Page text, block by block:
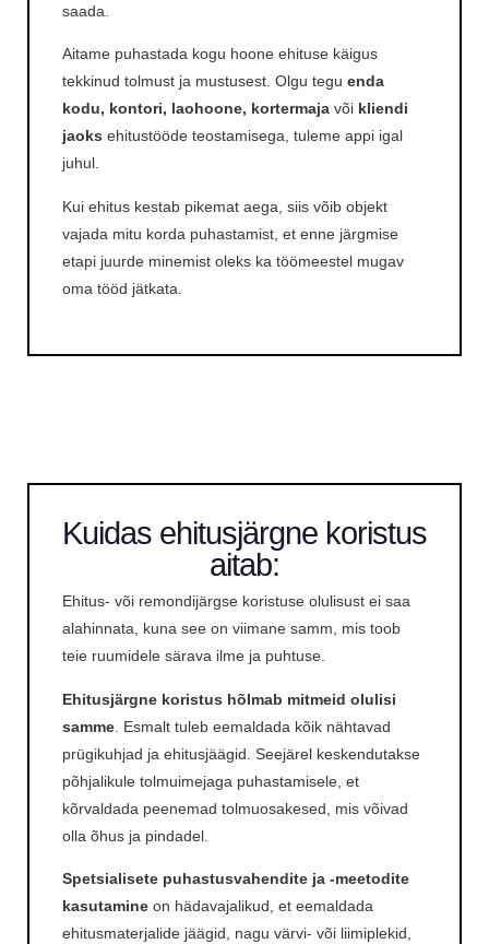
saada.
Aitame puhastada kogu hoone ehituse käigus
tekkinud tolmust ja mustusest. Olgu tegu enda
kodu, kontori, laohoone, kortermaja või kliendi
jaoks ehitustööde teostamisega, tuleme appi igal
juhul.
Kui ehitus kestab pikemat aega, siis võib objekt
vajada mitu korda puhastamist, et enne järgmise
etapi juurde minemist oleks ka töömeestel mugav
oma tööd jätkata.
Kuidas ehitusjärgne koristus
aitab:
Ehitus- või remondijärgse koristuse olulisust ei saa
alahinnata, kuna see on viimane samm, mis toob
teie ruumidele särava ilme ja puhtuse.
Ehitusjärgne koristus hõlmab mitmeid olulisi
samme . Esmalt tuleb eemaldada kõik nähtavad
prügikuhjad ja ehitusjäägid. Seejärel keskendutakse
põhjalikule tolmuimejaga puhastamisele, et
kõrvaldada peenemad tolmuosakesed, mis võivad
olla õhus ja pindadel.
Spetsialisete puhastusvahendite ja -meetodite
kasutamine on hädavajalikud, et eemaldada
ehitusmaterjalide jäägid, nagu värvi- või liimiplekid,